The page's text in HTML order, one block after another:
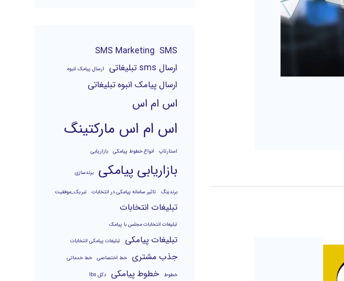
SMS
SMS Marketing
ارسال sms تبلیغاتی
ارسال پیامک انبوه
ارسال پیامک انبوه تبلیغاتی
اس ام اس
اس ام اس مارکتینگ
استارتاپ انواع خطوط پیامکی بازاریابی
بازاریابی پیامکی برندسازی
برندینگ تاثیر سامانه پیامکی در انتخابات تبریک_موفقیت
تبلیغات انتخابات
تبلیغات انتخابات مجلس با پیامک
تبلیغات پیامکی تبلیغات پیامکی انتخابات
جذب مشتری خط اختصاصی خط خدماتی
خطوط خطوط پیامکی دکل lbs